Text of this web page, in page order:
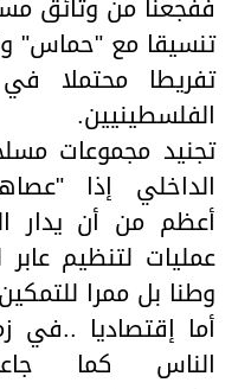
تنسيقا مع "حماس"
تفريطا محتملا
الفلسطينيين.
تجنيد مجموعات
الداخلي إذا
أعظم من أن يدار
عمليات لتنظيم
وطنا بل ممرا
أما إقتصاديا ..في
الناس كما